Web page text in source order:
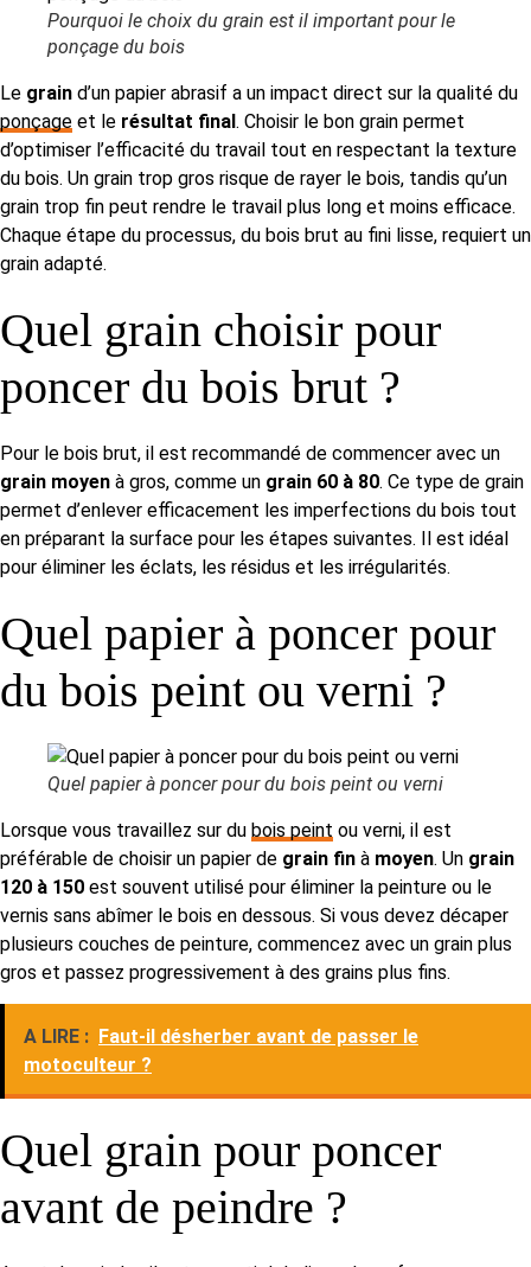
Pourquoi le choix du grain est il important pour le
ponçage du bois
Le grain d’un papier abrasif a un impact direct sur la qualité du
ponçage et le résultat final. Choisir le bon grain permet
d’optimiser l’efficacité du travail tout en respectant la texture
du bois. Un grain trop gros risque de rayer le bois, tandis qu’un
grain trop fin peut rendre le travail plus long et moins efficace.
Chaque étape du processus, du bois brut au fini lisse, requiert un
grain adapté.
Quel grain choisir pour
poncer du bois brut ?
Pour le bois brut, il est recommandé de commencer avec un
grain moyen à gros, comme un grain 60 à 80. Ce type de grain
permet d’enlever efficacement les imperfections du bois tout
en préparant la surface pour les étapes suivantes. Il est idéal
pour éliminer les éclats, les résidus et les irrégularités.
Quel papier à poncer pour
du bois peint ou verni ?
Quel papier à poncer pour du bois peint ou verni
Lorsque vous travaillez sur du bois peint ou verni, il est
préférable de choisir un papier de grain fin à moyen. Un grain
120 à 150 est souvent utilisé pour éliminer la peinture ou le
vernis sans abîmer le bois en dessous. Si vous devez décaper
plusieurs couches de peinture, commencez avec un grain plus
gros et passez progressivement à des grains plus fins.
A LIRE : Faut-il désherber avant de passer le
motoculteur ?
Quel grain pour poncer
avant de peindre ?